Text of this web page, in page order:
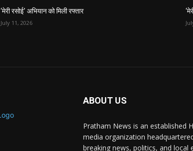
‘मेरी रसोई’ अभियान को मिली रफ्तार
July 11, 2026
ABOUT US
Pratham News is an established
media organization
breaking news, politics, and local